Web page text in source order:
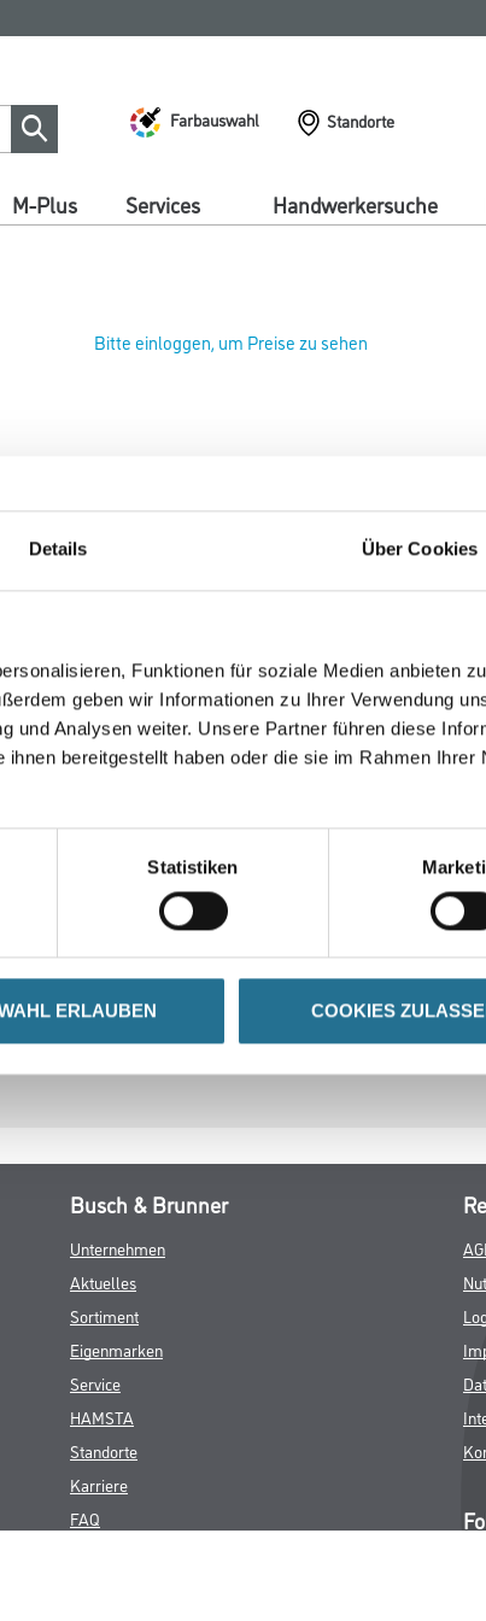
Details Über Cookies
Funktionen für soziale Medien anbieten
geben wir Informationen zu Ihrer Verwendung
und Analysen weiter. Unsere Partner führen diese
bereitgestellt haben oder die sie im Rahmen Ihrer
Statistiken
ERLAUBEN COOKIES
Farbauswahl
Standorte
M-Plus Services Handwerkersuche
Bitte einloggen, um Preise zu sehen
Art-Nr.:4086-011466
Umrechnungsfaktoren
Busch & Brunner
Unternehmen
Aktuelles
Sortiment
Eigenmarken
Service
HAMSTA
Standorte
Karriere
FAQ